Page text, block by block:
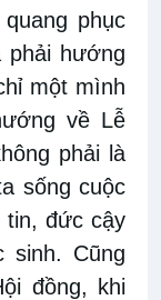
phục
phải hướng
một mình
về Lễ
phải là
sống cuộc
tin, đức cậy
sinh. Cũng
đồng, khi